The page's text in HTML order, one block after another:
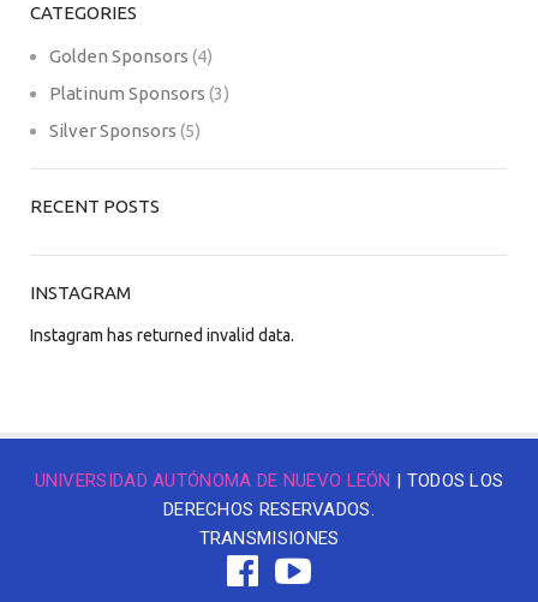
CATEGORIES
Golden Sponsors (4)
Platinum Sponsors (3)
Silver Sponsors (5)
RECENT POSTS
INSTAGRAM
Instagram has returned invalid data.
UNIVERSIDAD AUTÓNOMA DE NUEVO LEÓN | TODOS LOS
DERECHOS RESERVADOS.
TRANSMISIONES